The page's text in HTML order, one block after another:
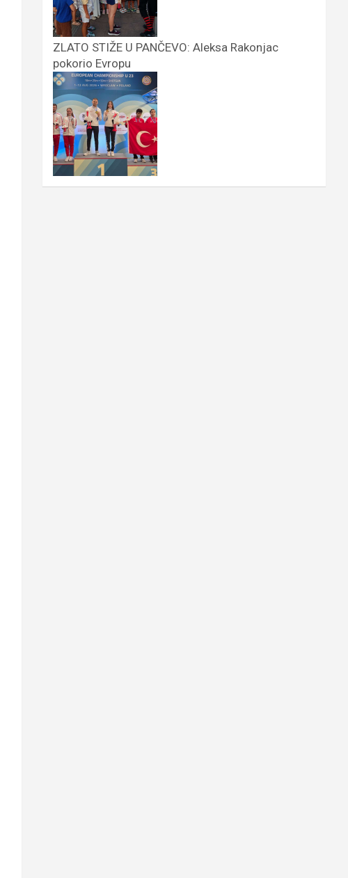
ZLATO STIŽE U PANČEVO: Aleksa Rakonjac
pokorio Evropu